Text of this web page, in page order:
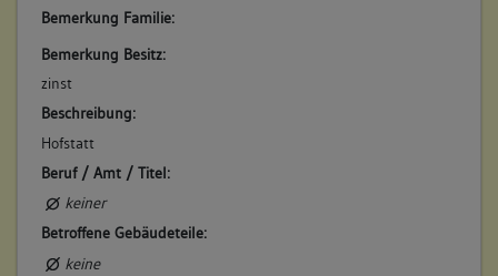
Bemerkung Familie:
Bemerkung Besitz:
zinst
Beschreibung:
Hofstatt
Beruf / Amt / Titel:
keiner
Betroffene Gebäudeteile:
keine